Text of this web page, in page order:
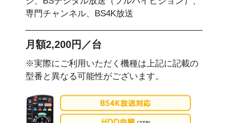
専門チャンネル、BS4K放送
月額2,200円／台
※実際にご利用いただく機種は上記に記載の
型番と異なる可能性がございます。